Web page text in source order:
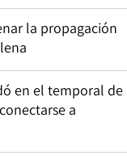
la propagación
en el temporal de
a